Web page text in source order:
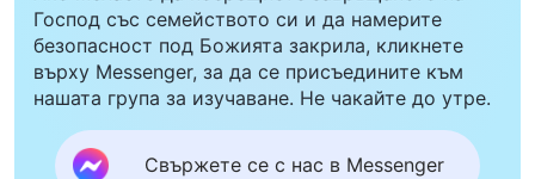
Господ със семейството си и да намерите
безопасност под Божията закрила, кликнете
върху Messenger, за да се присъедините към
нашата група за изучаване. Не чакайте до утре.
Свържете се с нас в Messenger